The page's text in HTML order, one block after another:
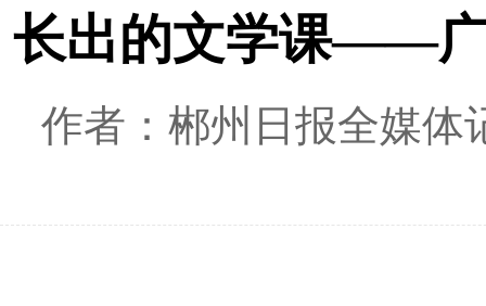
长出的文学课——广
作者：郴州日报全媒体